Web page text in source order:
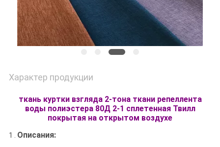
Характер продукции
ткань куртки взгляда 2-тона ткани репеллента
воды полиэстера 80Д 2-1 сплетенная Твилл
покрытая на открытом воздухе
1 . Описания: